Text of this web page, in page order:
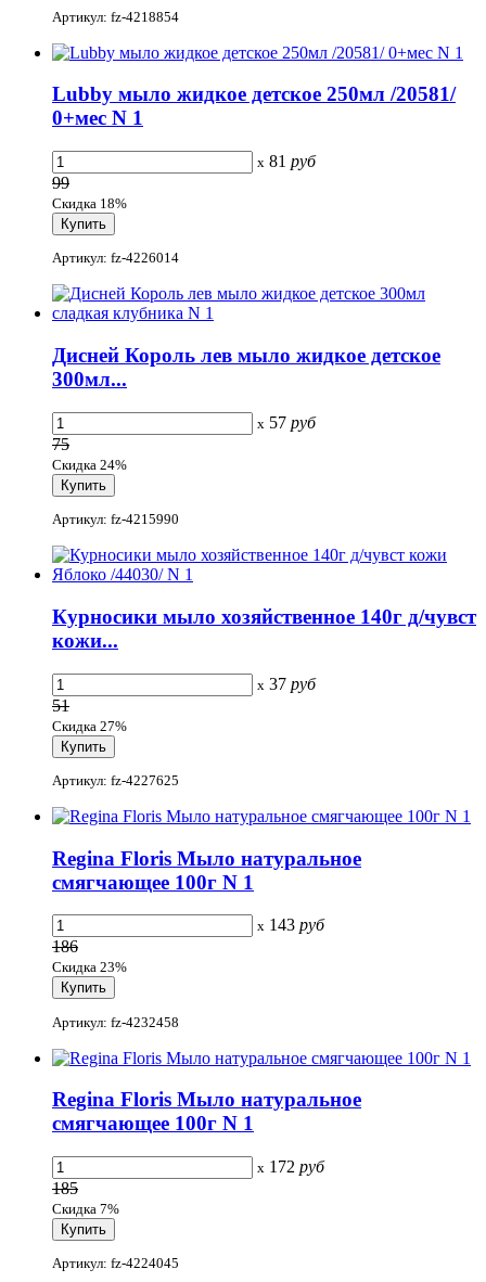
Артикул: fz-4218854
Lubby мыло жидкое детское 250мл /20581/
0+мес N 1
x 81 руб
99
Скидка 18%
Артикул: fz-4226014
Дисней Король лев мыло жидкое детское
300мл...
x 57 руб
75
Скидка 24%
Артикул: fz-4215990
Курносики мыло хозяйственное 140г д/чувст
кожи...
x 37 руб
51
Скидка 27%
Артикул: fz-4227625
Regina Floris Мыло натуральное
смягчающее 100г N 1
x 143 руб
186
Скидка 23%
Артикул: fz-4232458
Regina Floris Мыло натуральное
смягчающее 100г N 1
x 172 руб
185
Скидка 7%
Артикул: fz-4224045